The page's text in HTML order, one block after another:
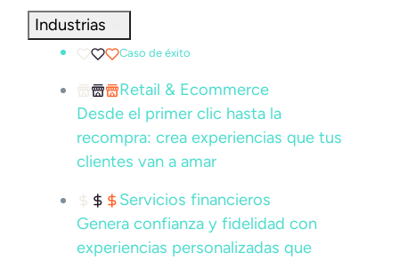
Industrias
Caso de éxito
Retail & Ecommerce
Desde el primer clic hasta la
recompra: crea experiencias que tus
clientes van a amar
Servicios financieros
Genera confianza y fidelidad con
experiencias personalizadas que